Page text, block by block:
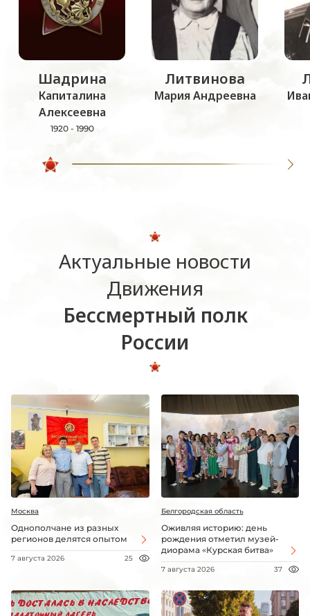
Шадрина
Капиталина
Алексеевна
1920 - 1990
Литвинова
Мария Андреевна
Актуальные новости
Движения
Бессмертный полк
России
Москва
Однополчане из разных
регионов делятся опытом
7 августа 2026 25
Белгородская область
Оживляя историю: день
рождения отметил музей-
диорама «Курская битва»
7 августа 2026 37